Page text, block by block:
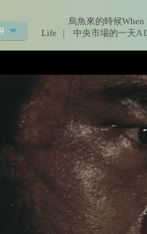
烏魚來的時候When
Life
| 中央市場的一天A